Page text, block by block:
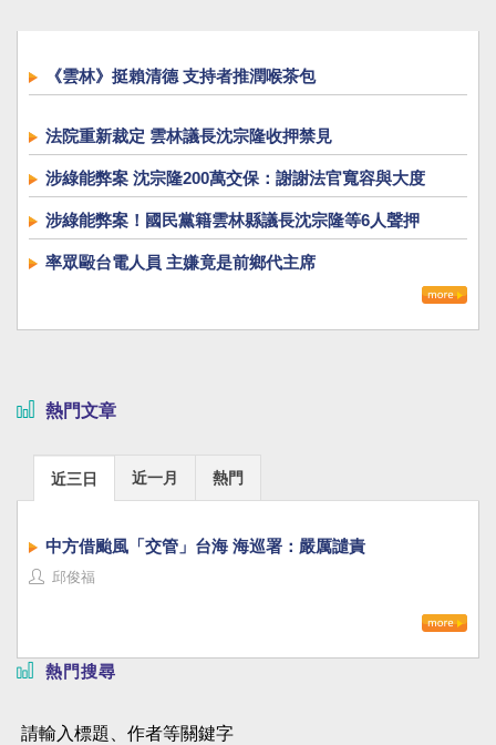
《雲林》挺賴清德 支持者推潤喉茶包
法院重新裁定 雲林議長沈宗隆收押禁見
涉綠能弊案 沈宗隆200萬交保：謝謝法官寬容與大度
涉綠能弊案！國民黨籍雲林縣議長沈宗隆等6人聲押
率眾毆台電人員 主嫌竟是前鄉代主席
熱門文章
近三日 近一月 熱門
中方借颱風「交管」台海 海巡署：嚴厲譴責
邱俊福
熱門搜尋
請輸入標題、作者等關鍵字